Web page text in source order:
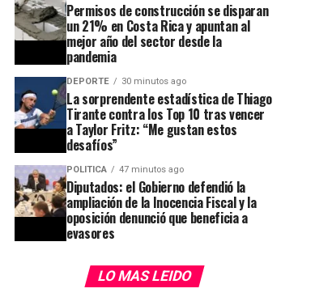
Permisos de construcción se disparan
un 21% en Costa Rica y apuntan al
mejor año del sector desde la
pandemia
DEPORTE 30 minutos ago
La sorprendente estadística de Thiago
Tirante contra los Top 10 tras vencer
a Taylor Fritz: “Me gustan estos
desafíos”
POLITICA 47 minutos ago
Diputados: el Gobierno defendió la
ampliación de la Inocencia Fiscal y la
oposición denunció que beneficia a
evasores
LO MAS LEIDO